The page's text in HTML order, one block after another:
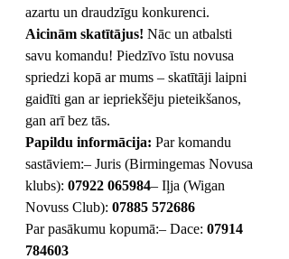
azartu un draudzīgu konkurenci.
Aicinām skatītājus! Nāc un atbalsti
savu komandu! Piedzīvo īstu novusa
spriedzi kopā ar mums – skatītāji laipni
gaidīti gan ar iepriekšēju pieteikšanos,
gan arī bez tās.
Papildu informācija: Par komandu
sastāviem:– Juris (Birmingemas Novusa
klubs): 07922 065984– Iļja (Wigan
Novuss Club): 07885 572686
Par pasākumu kopumā:– Dace: 07914
784603